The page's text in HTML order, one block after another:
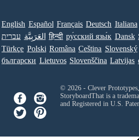
English Español Français Deutsch Italiana
עברית العَرَبِيَّة हिन्दी ру́сский язы́к Dansk
Türkçe Polski Româna Ceština Slovenský
български Lietuvos Slovenščina Latvijas
© 2026 - Clever
StoryboardThat is a
and Registered in U.S.